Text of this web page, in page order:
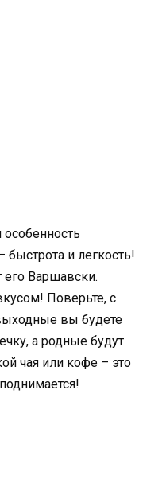
особенность
быстрота и легкость!
Варшавски.
Поверьте, с
вы будете
а родные будут
чая или кофе – это